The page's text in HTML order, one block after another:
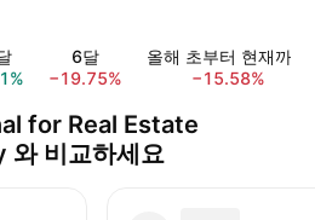
6달
−19.75%
올해 초부터 현재까지
−15.58%
for Real Estate
비교하세요